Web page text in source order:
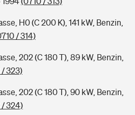
H0 (C 200 K), 141 kW, Benzin,
/ 314)
202 (C 180 T), 89 kW, Benzin,
/ 323)
202 (C 180 T), 90 kW, Benzin,
/ 324)